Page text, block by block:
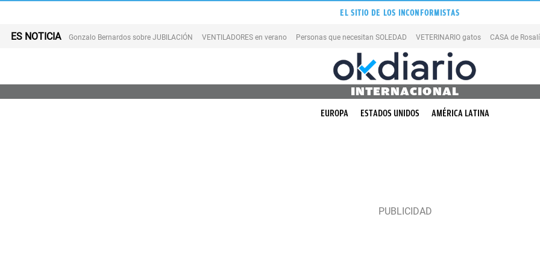
EL SITIO DE LOS INCONFORMISTAS
ES NOTICIA Gonzalo Bernardos sobre JUBILACIÓN VENTILADORES en verano Personas que necesitan SOLEDAD VETERINARIO gatos CASA de
INTERNACIONAL
EUROPA ESTADOS UNIDOS AMÉRICA LATINA